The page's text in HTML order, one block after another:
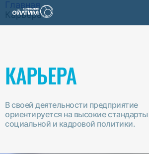
Главная
Карьера
КАРЬЕРА
В своей деятельности предприятие
ориентируется на высокие стандарты
социальной и кадровой политики.